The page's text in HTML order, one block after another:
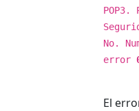
POP3.
No.
error
El